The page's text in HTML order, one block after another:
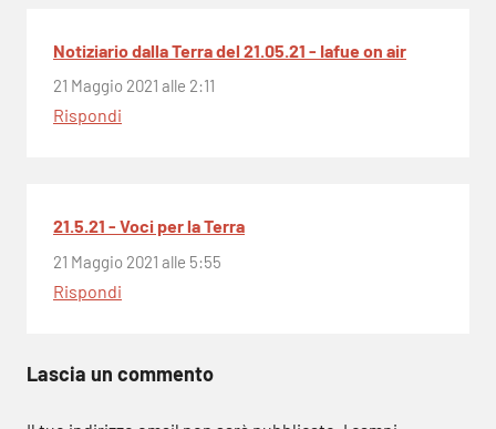
Notiziario dalla Terra del 21.05.21 - Iafue on air
21 Maggio 2021 alle 2:11
Rispondi
21.5.21 - Voci per la Terra
21 Maggio 2021 alle 5:55
Rispondi
Lascia un commento